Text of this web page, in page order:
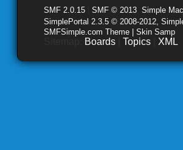
SMF 2.0.15 SMF © 2013 Simple
SimplePortal 2.3.5 © 2008-2012,
SMFSimple.com Theme | Skin Samp
Boards Topics XML